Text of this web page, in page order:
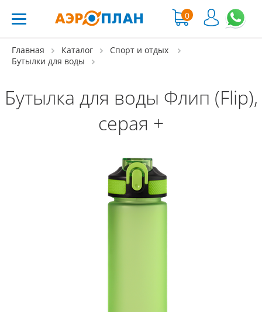
0
Главная Каталог
Спорт и отдых
Бутылки для воды
Бутылка для воды Флип (Flip),
серая +